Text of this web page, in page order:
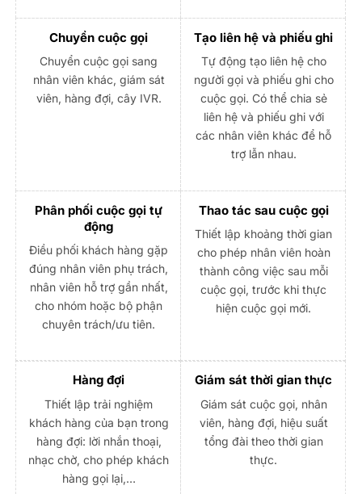
Chuyển cuộc gọi
Chuyển cuộc gọi sang
nhân viên khác, giám sát
viên, hàng đợi, cây IVR.
Tạo liên hệ và phiếu ghi
Tự động tạo liên hệ cho
người gọi và phiếu ghi cho
cuộc gọi. Có thể chia sẻ
liên hệ và phiếu ghi với
các nhân viên khác để hỗ
trợ lẫn nhau.
Phân phối cuộc gọi tự
động
Điều phối khách hàng gặp
đúng nhân viên phụ trách,
nhân viên hỗ trợ gần nhất,
cho nhóm hoặc bộ phận
chuyên trách/ưu tiên.
Thao tác sau cuộc gọi
Thiết lập khoảng thời gian
cho phép nhân viên hoàn
thành công việc sau mỗi
cuộc gọi, trước khi thực
hiện cuộc gọi mới.
Hàng đợi
Thiết lập trải nghiệm
khách hàng của bạn trong
hàng đợi: lời nhắn thoại,
nhạc chờ, cho phép khách
hàng gọi lại,…
Giám sát thời gian thực
Giám sát cuộc gọi, nhân
viên, hàng đợi, hiệu suất
tổng đài theo thời gian
thực.